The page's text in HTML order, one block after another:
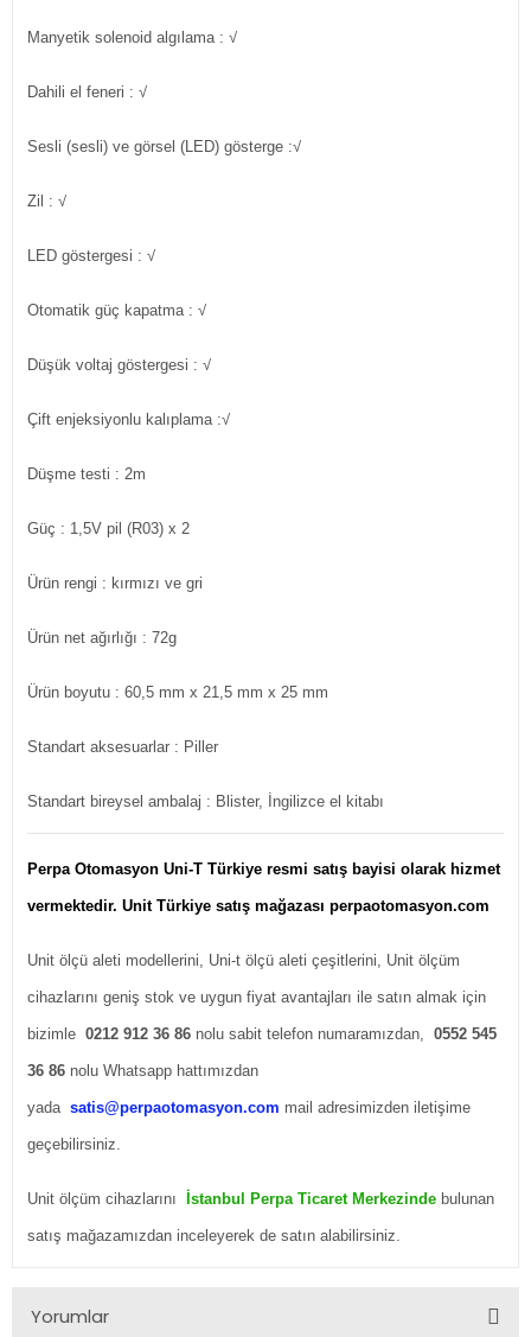
Manyetik solenoid algılama : √
Dahili el feneri : √
Sesli (sesli) ve görsel (LED) gösterge :√
Zil : √
LED göstergesi : √
Otomatik güç kapatma : √
Düşük voltaj göstergesi : √
Çift enjeksiyonlu kalıplama :√
Düşme testi : 2m
Güç : 1,5V pil (R03) x 2
Ürün rengi : kırmızı ve gri
Ürün net ağırlığı : 72g
Ürün boyutu : 60,5 mm x 21,5 mm x 25 mm
Standart aksesuarlar : Piller
Standart bireysel ambalaj : Blister, İngilizce el kitabı
Perpa Otomasyon Uni-T Türkiye resmi satış bayisi olarak hizmet
vermektedir. Unit Türkiye satış mağazası perpaotomasyon.com
Unit ölçü aleti modellerini, Uni-t ölçü aleti çeşitlerini, Unit ölçüm
cihazlarını geniş stok ve uygun fiyat avantajları ile satın almak için
bizimle 0212 912 36 86 nolu sabit telefon numaramızdan, 0552 545
36 86 nolu Whatsapp hattımızdan
yada satis@perpaotomasyon.com mail adresimizden iletişime
geçebilirsiniz.
Unit ölçüm cihazlarını İstanbul Perpa Ticaret Merkezinde bulunan
satış mağazamızdan inceleyerek de satın alabilirsiniz.
Yorumlar